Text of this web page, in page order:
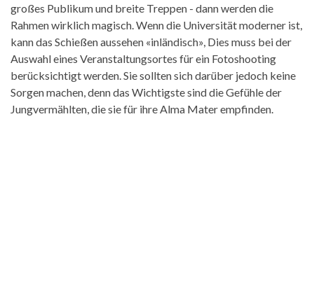
großes Publikum und breite Treppen - dann werden die
Rahmen wirklich magisch. Wenn die Universität moderner ist,
kann das Schießen aussehen «inländisch», Dies muss bei der
Auswahl eines Veranstaltungsortes für ein Fotoshooting
berücksichtigt werden. Sie sollten sich darüber jedoch keine
Sorgen machen, denn das Wichtigste sind die Gefühle der
Jungvermählten, die sie für ihre Alma Mater empfinden.